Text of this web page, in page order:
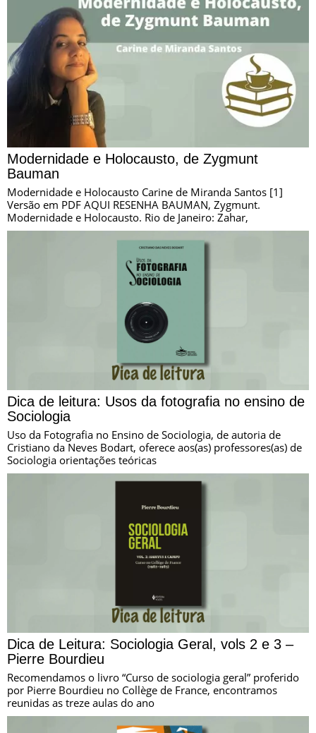
Modernidade e Holocausto, de Zygmunt
Bauman
Modernidade e Holocausto Carine de Miranda Santos [1]
Versão em PDF AQUI RESENHA BAUMAN, Zygmunt.
Modernidade e Holocausto. Rio de Janeiro: Zahar,
Dica de leitura: Usos da fotografia no ensino de
Sociologia
Uso da Fotografia no Ensino de Sociologia, de autoria de
Cristiano da Neves Bodart, oferece aos(as) professores(as) de
Sociologia orientações teóricas
Dica de Leitura: Sociologia Geral, vols 2 e 3 –
Pierre Bourdieu
Recomendamos o livro “Curso de sociologia geral” proferido
por Pierre Bourdieu no Collège de France, encontramos
reunidas as treze aulas do ano